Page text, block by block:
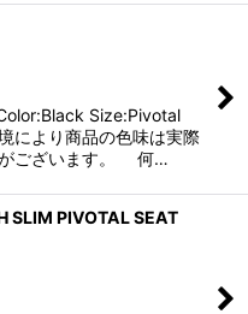
Size:Pivotal
により商品の色味は実際
がございます。 何…
SLIM PIVOTAL SEAT